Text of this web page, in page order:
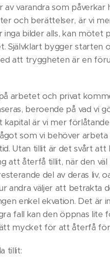
av varandra som påverkar
och berättelser, är vi
bilder alls, kan mötet
Självklart bygger starten
att tryggheten är en
arbetet och privat
beroende på vad vi
är vi mer
som vi behöver
Utan tillit är det svårt att
att återfå tillit, när den väl
del av deras liv,
andra väljer att betrakta
enkel ekvation. Det är
fall kan den öppnas lite
mycket för att återfå
tillit: